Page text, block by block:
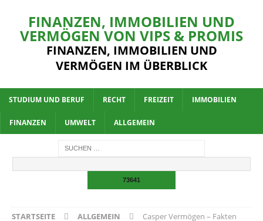
FINANZEN, IMMOBILIEN UND
VERMÖGEN VON VIPS & PROMIS
FINANZEN, IMMOBILIEN UND
VERMÖGEN IM ÜBERBLICK
STUDIUM UND BERUF RECHT FREIZEIT IMMOBILIEN
FINANZEN UMWELT ALLGEMEIN
STARTSEITE ALLGEMEIN
Casper Vermögen – Fakten